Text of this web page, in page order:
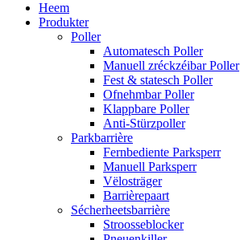
Heem
Produkter
Poller
Automatesch Poller
Manuell zréckzéibar Poller
Fest & statesch Poller
Ofnehmbar Poller
Klappbare Poller
Anti-Stürzpoller
Parkbarrière
Fernbediente Parksperr
Manuell Parksperr
Vëlosträger
Barrièrepaart
Sécherheetsbarrière
Stroosseblocker